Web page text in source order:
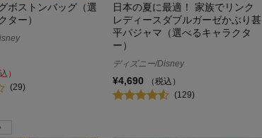
ボストンバッグ（選
ター）
）
(29)
日本の夏に最適！ 家族でリンク
レディースダブルガーゼかぶり甚
平パジャマ（選べるキャラクタ
ー）
ディズニー/Disney
¥4,690
（税込）
(129)